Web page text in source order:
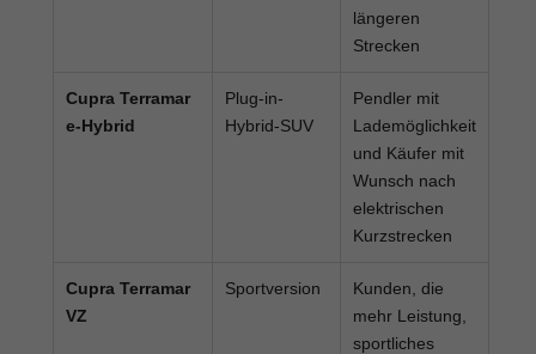
längeren
Strecken
Cupra Terramar
e-Hybrid
Plug-in-
Hybrid-SUV
Pendler mit
Lademöglichkeit
und Käufer mit
Wunsch nach
elektrischen
Kurzstrecken
Cupra Terramar
VZ
Sportversion
Kunden, die
mehr Leistung,
sportliches